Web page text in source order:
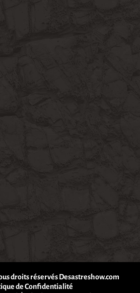
droits réservés Desastreshow.com
de Confidentialité